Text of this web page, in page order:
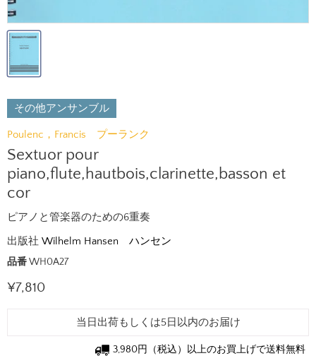
その他アンサンブル
Poulenc，Francis プーランク
Sextuor pour
piano,flute,hautbois,clarinette,basson et
cor
ピアノと管楽器のための6重奏
出版社 Wilhelm Hansen ハンセン
品番WH0A27
現在の価格
¥7,810
当日出荷もしくは5日以内のお届け
3,980円（税込）以上のお買上げで送料無料